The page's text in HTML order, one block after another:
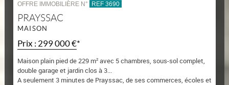
OFFRE IMMOBILIÈRE N° REF 3690
PRAYSSAC
MAISON
Prix : 299 000 €*
Maison plain pied de 229 m² avec 5 chambres, sous-sol complet,
double garage et jardin clos à 3...
A seulement 3 minutes de Prayssac, de ses commerces, écoles et